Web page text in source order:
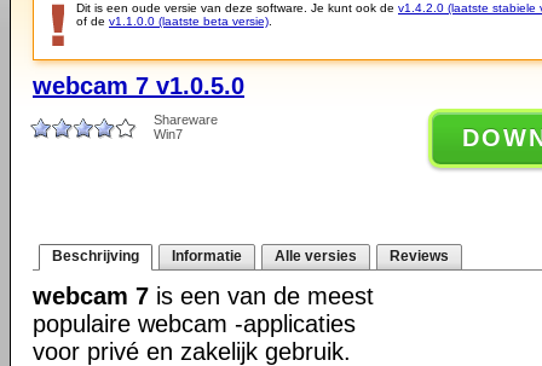
Dit is een oude versie van deze software. Je kunt ook de v1.4.2.0 (laatste stabiele
of de v1.1.0.0 (laatste beta versie)
webcam 7 v1.0.5.0
Shareware
Win7
Beschrijving Informatie Alle versies Reviews
webcam 7 is een van de meest
populaire webcam -applicaties
voor privé en zakelijk gebruik.